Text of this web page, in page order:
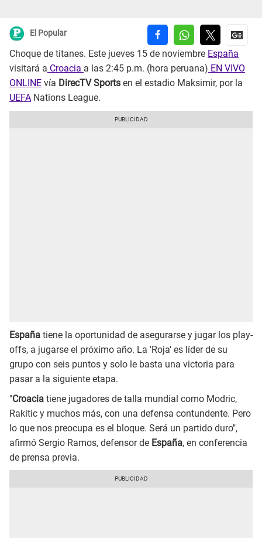
El Popular
Choque de titanes. Este jueves 15 de noviembre España
visitará a Croacia a las 2:45 p.m. (hora peruana) EN VIVO
ONLINE vía DirecTV Sports en el estadio Maksimir, por la
UEFA Nations League.
España tiene la oportunidad de asegurarse y jugar los play-
offs, a jugarse el próximo año. La 'Roja' es líder de su
grupo con seis puntos y solo le basta una victoria para
pasar a la siguiente etapa.
"Croacia tiene jugadores de talla mundial como Modric,
Rakitic y muchos más, con una defensa contundente. Pero
lo que nos preocupa es el bloque. Será un partido duro",
afirmó Sergio Ramos, defensor de España, en conferencia
de prensa previa.